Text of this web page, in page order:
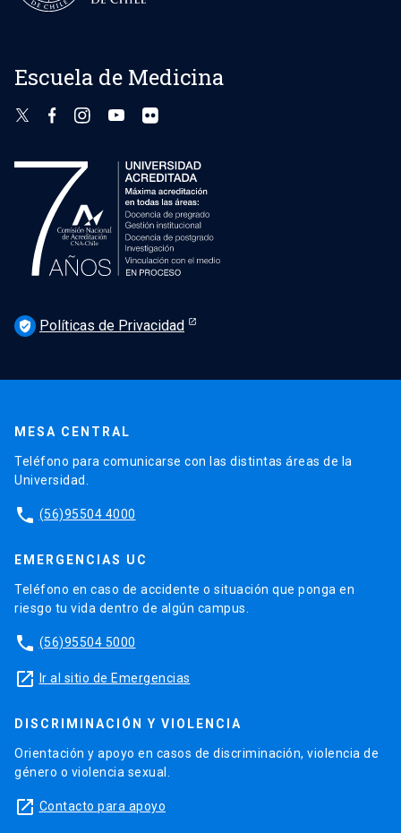
Escuela de Medicina
verified_user Políticas de Privacidad
MESA CENTRAL
Teléfono para comunicarse con las distintas áreas de la
Universidad.
phone (56)95504 4000
EMERGENCIAS UC
Teléfono en caso de accidente o situación que ponga en
riesgo tu vida dentro de algún campus.
phone (56)95504 5000
launch Ir al sitio de Emergencias
DISCRIMINACIÓN Y VIOLENCIA
Orientación y apoyo en casos de discriminación, violencia de
género o violencia sexual.
launch Contacto para apoyo